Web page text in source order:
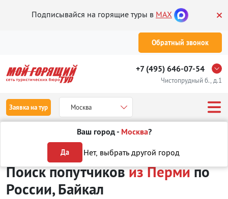
Подписывайся на горящие туры в MAX
Обратный звонок
+7 (495) 646-07-54
Чистопрудный б., д.1
Заявка на тур Москва
Ваш город - Москва?
Да Нет, выбрать другой город
Поиск попутчиков из Перми по России
Поиск попутчиковиз Пермипо
России, Байкал